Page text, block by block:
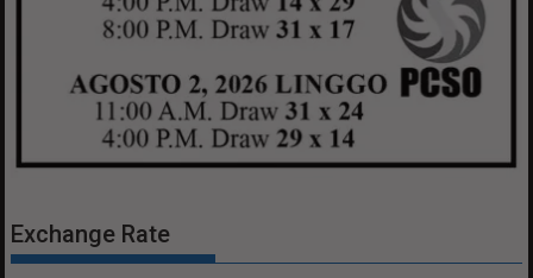
Exchange Rate